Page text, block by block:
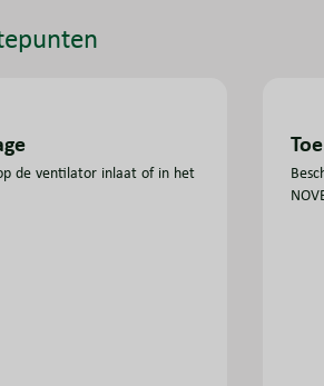
de ventilator inlaat of in het